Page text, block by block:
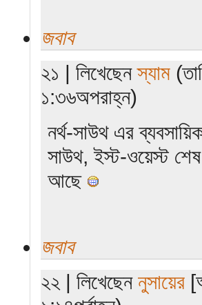
জবাব
২১ | লিখেছেনস্যাম
১:৩৬অপরাহ্ন)
নর্থ-সাউথ এর
সাউথ, ইস্ট-ওয়েস্ট শেষ
আছে
জবাব
২২ | লিখেছেন নুসায়ের